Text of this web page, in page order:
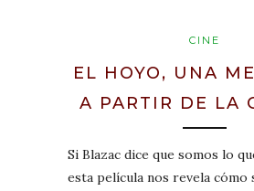
CINE
EL HOYO, UNA
A PARTIR DE LA
Si Blazac dice que somos lo
esta película nos revela cómo